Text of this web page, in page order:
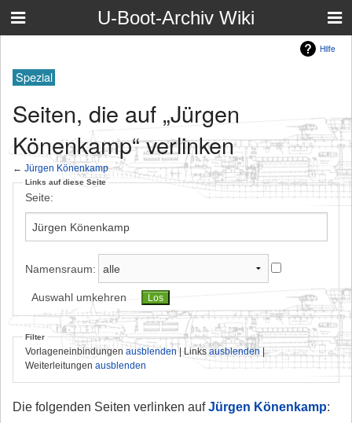
U-Boot-Archiv Wiki
Hilfe
Spezial
Seiten, die auf „Jürgen
Könenkamp“ verlinken
← Jürgen Könenkamp
Links auf diese Seite
Seite:
Namensraum:
Auswahl umkehren
Filter
Vorlageneinbindungen ausblenden| Linksausblenden|
Weiterleitungen ausblenden
Die folgenden Seiten verlinken aufJürgen Könenkamp: